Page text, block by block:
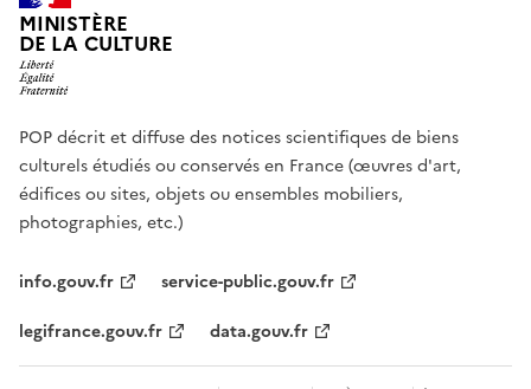
MINISTÈRE
DE LA CULTURE
POP décrit et diffuse des notices scientifiques de biens
culturels étudiés ou conservés en France (œuvres d'art,
édifices ou sites, objets ou ensembles mobiliers,
photographies, etc.)
info.gouv.fr
service-public.gouv.fr
legifrance.gouv.fr
data.gouv.fr